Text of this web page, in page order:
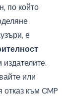
по който
е
или
към CMP